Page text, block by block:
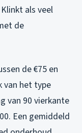
als veel
de
de €75 en
van het type
van 90 vierkante
Een gemiddeld